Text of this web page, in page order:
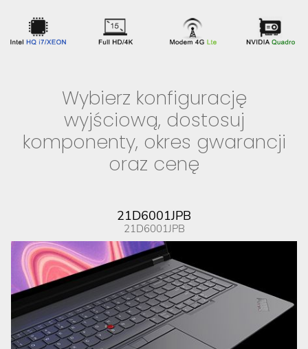
Wybierz konfigurację
wyjściową, dostosuj
komponenty, okres gwarancji
oraz cenę
21D6001JPB
21D6001JPB